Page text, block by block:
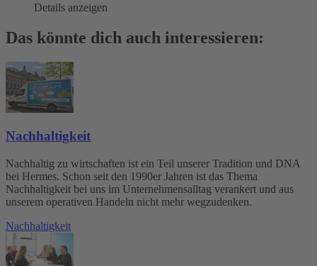
Details anzeigen
Das könnte dich auch interessieren:
Nachhaltigkeit
Nachhaltig zu wirtschaften ist ein Teil unserer Tradition und DNA
bei Hermes. Schon seit den 1990er Jahren ist das Thema
Nachhaltigkeit bei uns im Unternehmensalltag verankert und aus
unserem operativen Handeln nicht mehr wegzudenken.
Nachhaltigkeit